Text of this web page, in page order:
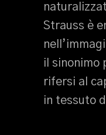
Strauss è
il sinonimo
rifersi al
in tessuto